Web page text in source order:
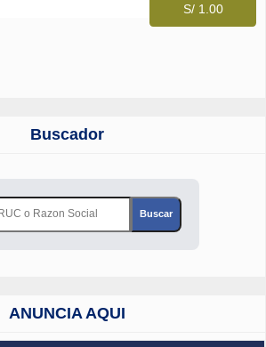
S/ 1.00
Buscador
ANUNCIA AQUI